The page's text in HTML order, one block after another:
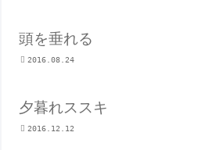
頭を垂れる
2016.08.24
夕暮れススキ
2016.12.12